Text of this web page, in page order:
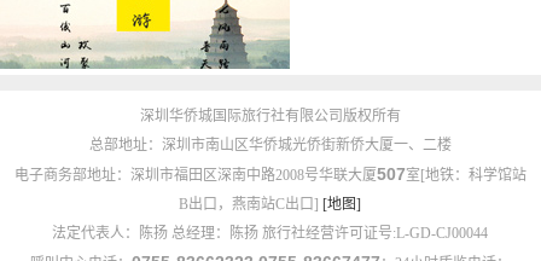
深圳华侨城国际旅行社有限公司版权所有
总部地址：深圳市南山区华侨城光侨街新侨大厦一、二楼
电子商务部地址：深圳市福田区深南中路2008号华联大厦507室[地铁：科学馆站
B出口，燕南站C出口] [地图]
法定代表人：陈扬 总经理：陈扬 旅行社经营许可证号:L-GD-CJ00044